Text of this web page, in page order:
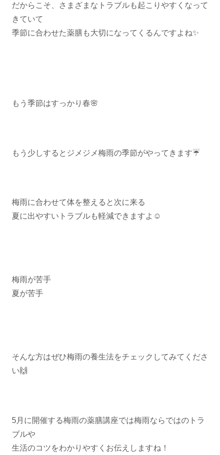
だからこそ、さまざまなトラブルも起こりやすくなって
きていて
季節に合わせた薬膳も大切になってくるんですよね✨
もう季節はすっかり春🌸
もう少しするとジメジメ梅雨の季節がやってきます☔️
梅雨に合わせて体を整えると次に来る
夏に出やすいトラブルも軽減できますよ☺️
梅雨が苦手
夏が苦手
そんな方はぜひ梅雨の養生法をチェックしてみてくださ
い🙌
5月に開催する梅雨の薬膳講座では梅雨ならではのトラ
ブルや
生活のコツをわかりやすくお伝えしますね！